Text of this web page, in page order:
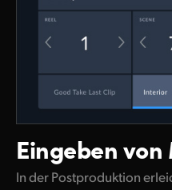
Eingeben
In der Postproduktion